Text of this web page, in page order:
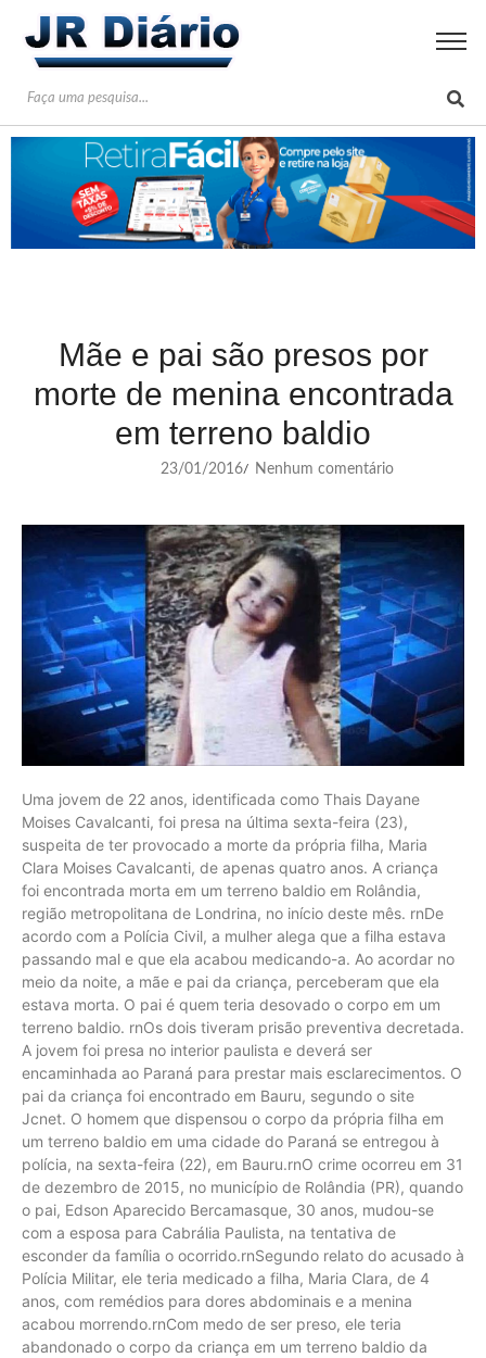
Mãe e pai são presos por
morte de menina encontrada
em terreno baldio
23/01/2016/ Nenhum comentário
Uma jovem de 22 anos, identificada como Thais Dayane
Moises Cavalcanti, foi presa na última sexta-feira (23),
suspeita de ter provocado a morte da própria filha, Maria
Clara Moises Cavalcanti, de apenas quatro anos. A criança
foi encontrada morta em um terreno baldio em Rolândia,
região metropolitana de Londrina, no início deste mês. rnDe
acordo com a Polícia Civil, a mulher alega que a filha estava
passando mal e que ela acabou medicando-a. Ao acordar no
meio da noite, a mãe e pai da criança, perceberam que ela
estava morta. O pai é quem teria desovado o corpo em um
terreno baldio. rnOs dois tiveram prisão preventiva decretada.
A jovem foi presa no interior paulista e deverá ser
encaminhada ao Paraná para prestar mais esclarecimentos. O
pai da criança foi encontrado em Bauru, segundo o site
Jcnet. O homem que dispensou o corpo da própria filha em
um terreno baldio em uma cidade do Paraná se entregou à
polícia, na sexta-feira (22), em Bauru.rnO crime ocorreu em 31
de dezembro de 2015, no município de Rolândia (PR), quando
o pai, Edson Aparecido Bercamasque, 30 anos, mudou-se
com a esposa para Cabrália Paulista, na tentativa de
esconder da família o ocorrido.rnSegundo relato do acusado à
Polícia Militar, ele teria medicado a filha, Maria Clara, de 4
anos, com remédios para dores abdominais e a menina
acabou morrendo.rnCom medo de ser preso, ele teria
abandonado o corpo da criança em um terreno baldio da